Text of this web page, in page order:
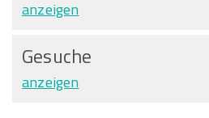
anzeigen
Gesuche
anzeigen